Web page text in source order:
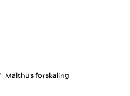
Malthus forskaling